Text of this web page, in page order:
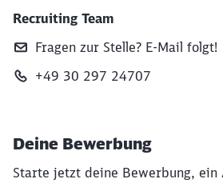
Recruiting Team
Fragen zur Stelle? E‑Mail folgt!
+49 30 297 24707
Deine Bewerbung
Starte jetzt deine Bewerbung, ein